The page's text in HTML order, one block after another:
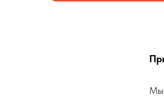
СОПРОВОЖДЕНИЕ
Мы